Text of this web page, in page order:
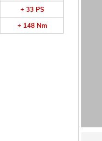
+ 33 PS
+ 148 Nm